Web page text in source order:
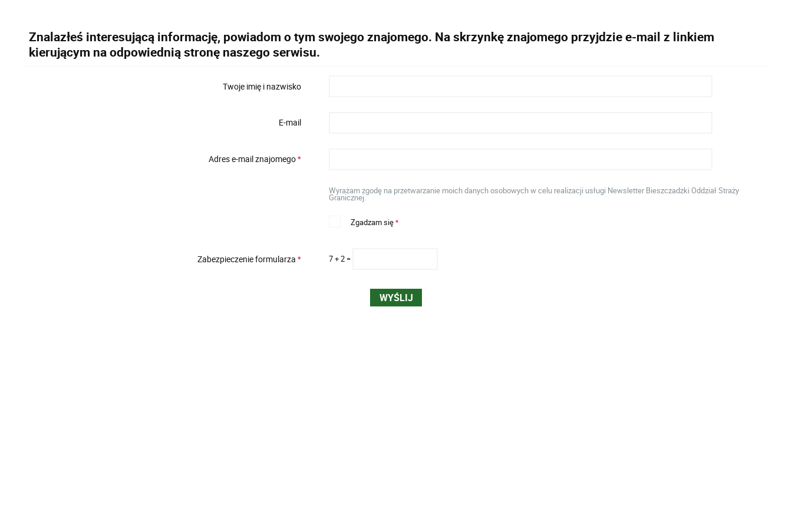
Znalazłeś interesującą informację, powiadom o tym swojego znajomego. Na skrzynkę znajomego przyjdzie e-mail z linkiem
kierującym na odpowiednią stronę naszego serwisu.
Twoje imię i nazwisko
E-mail
Adres e-mail znajomego*
Wyrażam zgodę na przetwarzanie moich danych osobowych w celu realizacji usługi Newsletter Bieszczadzki Oddział Straży
Granicznej.
Zgadzam się*
Zabezpieczenie formularza * 7 + 2 =